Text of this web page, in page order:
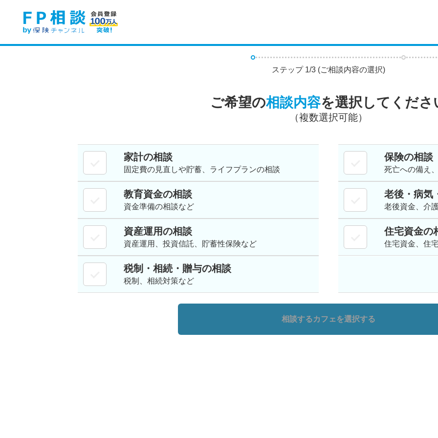
ステップ 1/3 (ご相談内容の選択)
ご希望の相談内容を選択してくださ
（複数選択可能）
家計の相談
固定費の見直しや貯蓄、ライフプランの相談
保険の相談
死亡への備え
教育資金の相談
資金準備の相談など
老後・病気
老後資金、介
資産運用の相談
資産運用、投資信託、貯蓄性保険など
住宅資金の
住宅資金、住
税制・相続・贈与の相談
税制、相続対策など
相談するカフェを選択する